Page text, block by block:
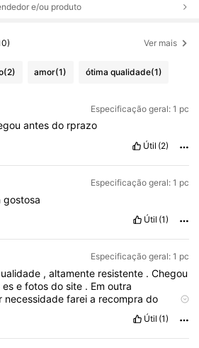
e/ou produto
Ver mais
(2) amor(1) ótima qualidade(1)
Especificação geral: 1 pc
antesdo rprazo
Útil (2)
Especificação geral: 1 pc
gostosa
Útil (1)
Especificação geral: 1 pc
,altamente resistente .Chegou
esefotosdosite . Emoutra
necessidadefareia recomprado
Útil (1)